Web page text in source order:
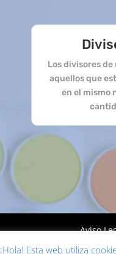
Los divisores
aquellos que
en el mismo
Aviso
¡Hola! Esta web utiliza